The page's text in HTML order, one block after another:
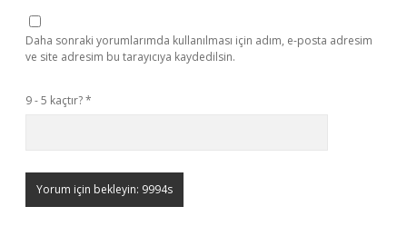
Daha sonraki yorumlarımda kullanılması için adım, e-posta adresim
ve site adresim bu tarayıcıya kaydedilsin.
9 - 5 kaçtır?*